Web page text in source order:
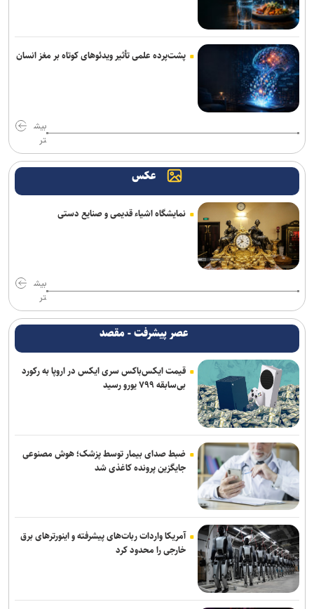
پشت‌پرده علمی تأثیر ویدئو‌های کوتاه بر مغز انسان
بیش
تر
عکس
نمایشگاه اشیاء قدیمی و صنایع دستی
بیش
تر
عصر پیشرفت - مقصد
قیمت ایکس‌باکس سری ایکس در اروپا به رکورد
بی‌سابقه ۷۹۹ یورو رسید
ضبط صدای بیمار توسط پزشک؛ هوش مصنوعی
جایگزین پرونده کاغذی شد
آمریکا واردات ربات‌های پیشرفته و اینورترهای برق
خارجی را محدود کرد